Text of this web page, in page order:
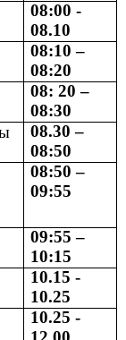
08:00 -
08.10
08:10 –
08:20
08: 20 –
08:30
08.30 –
08:50
08:50 –
09:55
09:55 –
10:15
10.15 -
10.25
10.25 -